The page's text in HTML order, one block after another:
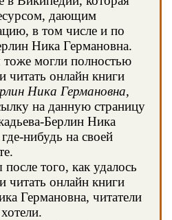
дающим
в том числе и по
Ника Германовна.
могли полностью
читать онлайн книги
Ника Германовна,
на данную страницу
Берлин Ника
нибудь на своей
того, как удалось
читать онлайн книги
Германовна, читатели